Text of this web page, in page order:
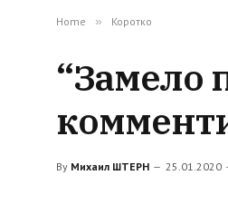
Home » Коротко
“Замело
By Михаил ШТЕРН 25.01.2020